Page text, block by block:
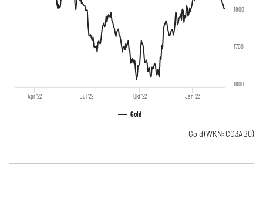
Gold
Jul '22 Jan '23
Apr '22 Okt '22
1600
1700
1800
Gold (WKN: CG3AB0)